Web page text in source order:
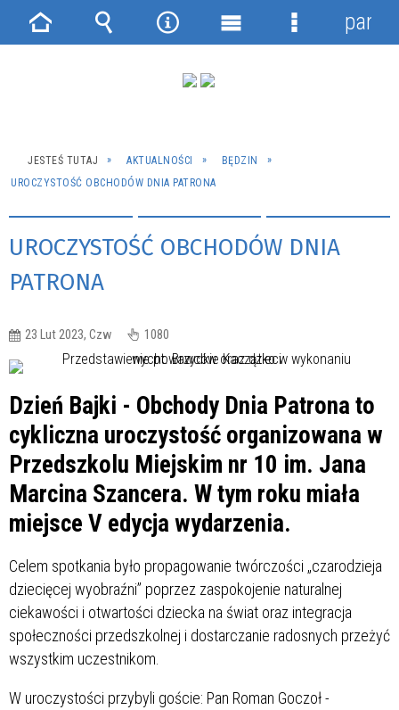
JESTEŚ TUTAJ AKTUALNOŚCI
BĘDZIN
UROCZYSTOŚĆ OBCHODÓW DNIA PATRONA
UROCZYSTOŚĆ OBCHODÓW DNIA
PATRONA
23 Lut 2023, Czw 1080
Dzień Bajki - Obchody Dnia Patrona to
cykliczna uroczystość organizowana w
Przedszkolu Miejskim nr 10 im. Jana
Marcina Szancera. W tym roku miała
miejsce V edycja wydarzenia.
Celem spotkania było propagowanie twórczości „czarodzieja
dziecięcej wyobraźni” poprzez zaspokojenie naturalnej
ciekawości i otwartości dziecka na świat oraz integracja
społeczności przedszkolnej i dostarczanie radosnych przeżyć
wszystkim uczestnikom.
W uroczystości przybyli goście: Pan Roman Goczoł -
Strona Wyszukiwarka
NarzędziaMenu
Menu
panel